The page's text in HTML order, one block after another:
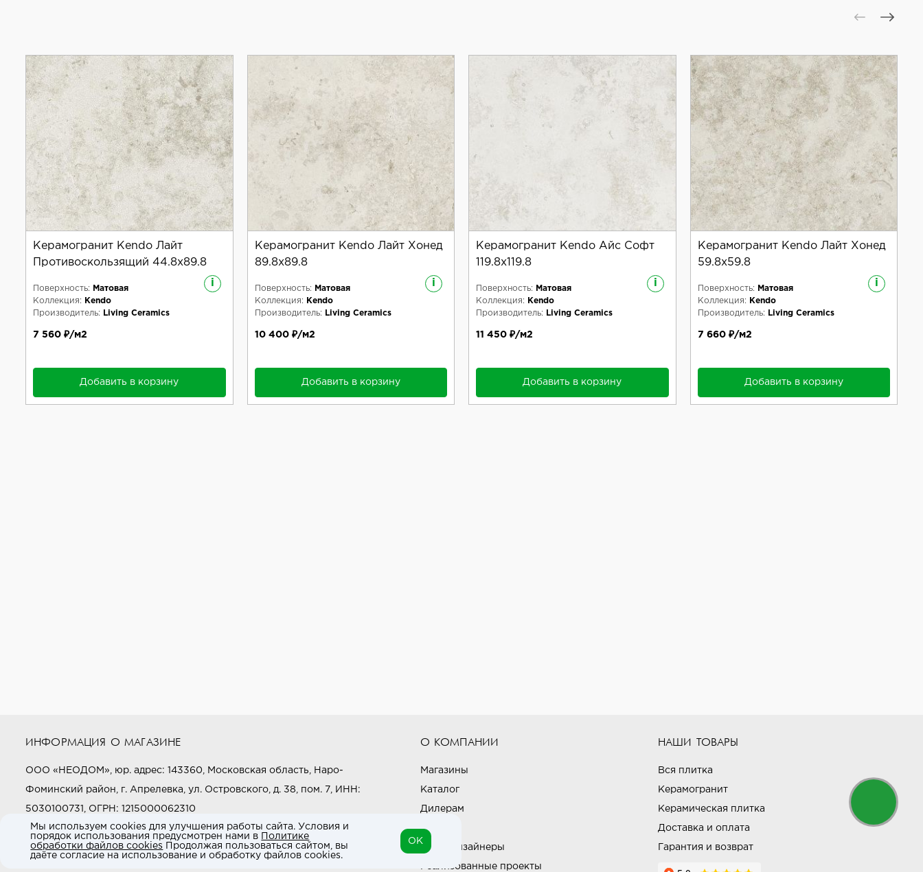
Керамогранит Kendo Лайт
Противоскользящий 44.8x89.8
i
Поверхность:
Матовая
Коллекция:
Kendo
Производитель:
Living Ceramics
7 560 ₽/м2
Добавить в корзину
Керамогранит Kendo Лайт Хонед
89.8x89.8
i
Поверхность:
Матовая
Коллекция:
Kendo
Производитель:
Living Ceramics
10 400 ₽/м2
Добавить в корзину
Керамогранит Kendo Айс Софт
119.8x119.8
i
Поверхность:
Матовая
Коллекция:
Kendo
Производитель:
Living Ceramics
11 450 ₽/м2
Добавить в корзину
Керамогранит Kendo Лайт Хонед
59.8x59.8
i
Поверхность:
Матовая
Коллекция:
Kendo
Производитель:
Living Ceramics
7 660 ₽/м2
Добавить в корзину
ИНФОРМАЦИЯ О МАГАЗИНЕ
ООО «НЕОДОМ», юр. адрес: 143360, Московская область, Наро-
Фоминский район, г. Апрелевка, ул. Островского, д. 38, пом. 7, ИНН:
5030100731, ОГРН: 1215000062310
Звоните нам:+7 (800) 505-97-97
E-mail: market@neodom.ru
О КОМПАНИИ
Магазины
Каталог
Дилерам
Блог
Наши дизайнеры
Реализованные проекты
НАШИ ТОВАРЫ
Вся плитка
Керамогранит
Керамическая плитка
Доставка и оплата
Гарантия и возврат
Мы используем cookies для улучшения работы сайта. Условия и
порядок использования предусмотрен нами в
Политике
обработки файлов cookies Продолжая пользоваться сайтом, вы
даёте согласие на использование и обработку файлов cookies.
OK